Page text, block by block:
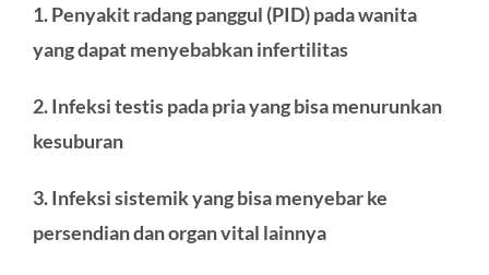
1. Penyakit radang panggul (PID) pada wanita
yang dapat menyebabkan infertilitas
2. Infeksi testis pada pria yang bisa menurunkan
kesuburan
3. Infeksi sistemik yang bisa menyebar ke
persendian dan organ vital lainnya